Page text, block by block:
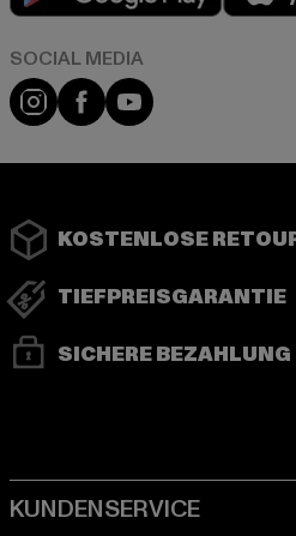
Instagram
FacebookYouTube
KOSTENLOSE
TIEFPREISGARANTIE
SICHERE BEZAHLUNG